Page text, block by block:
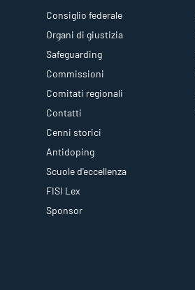
Consiglio federale
Organi di giustizia
Safeguarding
Commissioni
Comitati regionali
Contatti
Cenni storici
Antidoping
Scuole d'eccellenza
FISI Lex
Sponsor